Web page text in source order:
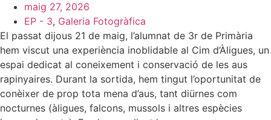
maig 27, 2026
EP - 3, Galeria Fotogràfica
El passat dijous 21 de maig, l’alumnat de 3r de Primària
hem viscut una experiència inoblidable al Cim d’Àligues, un
espai dedicat al coneixement i conservació de les aus
rapinyaires. Durant la sortida, hem tingut l’oportunitat de
conèixer de prop tota mena d’aus, tant diürnes com
nocturnes (àligues, falcons, mussols i altres espècies